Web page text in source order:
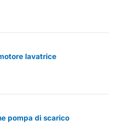
lavatrice
pompa di scarico